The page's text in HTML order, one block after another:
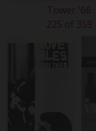
Tower '66
225 of 359